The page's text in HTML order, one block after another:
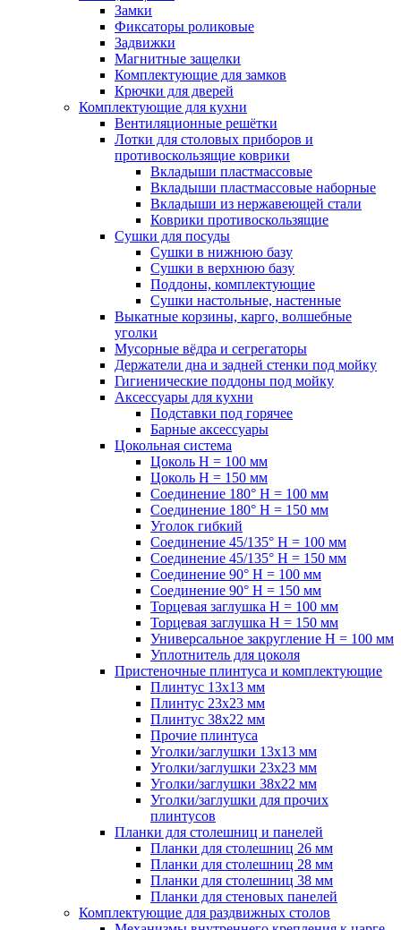
Замки
Фиксаторы роликовые
Задвижки
Магнитные защелки
Комплектующие для замков
Крючки для дверей
Комплектующие для кухни
Вентиляционные решётки
Лотки для столовых приборов и
противоскользящие коврики
Вкладыши пластмассовые
Вкладыши пластмассовые наборные
Вкладыши из нержавеющей стали
Коврики противоскользящие
Сушки для посуды
Сушки в нижнюю базу
Сушки в верхнюю базу
Поддоны, комплектующие
Сушки настольные, настенные
Выкатные корзины, карго, волшебные
уголки
Мусорные вёдра и сегрегаторы
Держатели дна и задней стенки под мойку
Гигиенические поддоны под мойку
Аксессуары для кухни
Подставки под горячее
Барные аксессуары
Цокольная система
Цоколь H = 100 мм
Цоколь H = 150 мм
Соединение 180° H = 100 мм
Соединение 180° H = 150 мм
Уголок гибкий
Соединение 45/135° H = 100 мм
Соединение 45/135° H = 150 мм
Соединение 90° H = 100 мм
Соединение 90° H = 150 мм
Торцевая заглушка H = 100 мм
Торцевая заглушка H = 150 мм
Универсальное закругление H = 100 мм
Уплотнитель для цоколя
Пристеночные плинтуса и комплектующие
Плинтус 13х13 мм
Плинтус 23х23 мм
Плинтус 38х22 мм
Прочие плинтуса
Уголки/заглушки 13х13 мм
Уголки/заглушки 23х23 мм
Уголки/заглушки 38х22 мм
Уголки/заглушки для прочих
плинтусов
Планки для столешниц и панелей
Планки для столешниц 26 мм
Планки для столешниц 28 мм
Планки для столешниц 38 мм
Планки для стеновых панелей
Комплектующие для раздвижных столов